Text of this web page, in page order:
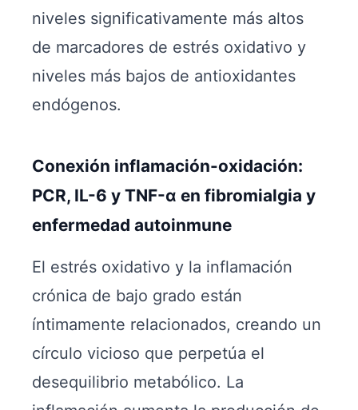
niveles significativamente más altos
de marcadores de estrés oxidativo y
niveles más bajos de antioxidantes
endógenos.
Conexión inflamación-oxidación:
PCR, IL-6 y TNF-α en fibromialgia y
enfermedad autoinmune
El estrés oxidativo y la inflamación
crónica de bajo grado están
íntimamente relacionados, creando un
círculo vicioso que perpetúa el
desequilibrio metabólico. La